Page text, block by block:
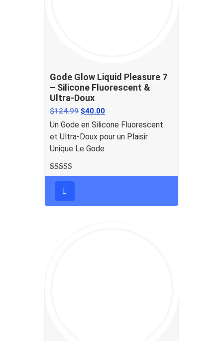
Gode Glow Liquid Pleasure 7
– Silicone Fluorescent &
Ultra-Doux
$124.99 $40.00
Un Gode en Silicone Fluorescent
et Ultra-Doux pour un Plaisir
Unique Le Gode
Note5.00sur